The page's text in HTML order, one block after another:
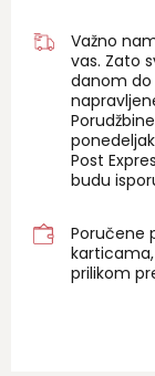
Važno
vas. Zato
danom do
Post
budu
Poručene
prilikom